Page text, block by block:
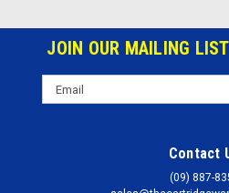
JOIN OUR MAILING LIST
Email
Address
Contact
(09) 887-